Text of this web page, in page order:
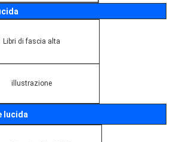
Libri di fascia alta
illustrazione
lucida